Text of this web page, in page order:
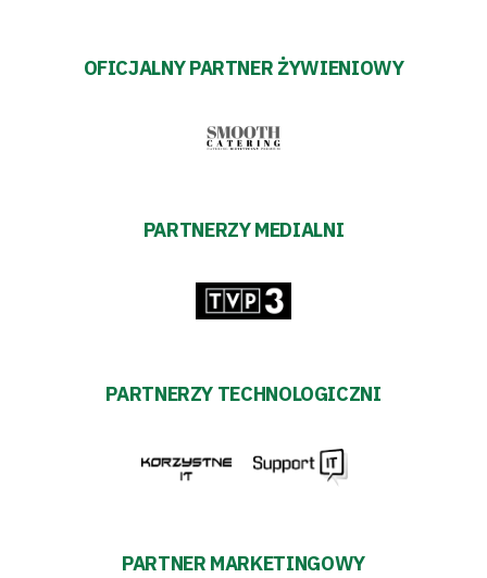
OFICJALNY PARTNER ŻYWIENIOWY
PARTNERZY MEDIALNI
PARTNERZY TECHNOLOGICZNI
PARTNER MARKETINGOWY